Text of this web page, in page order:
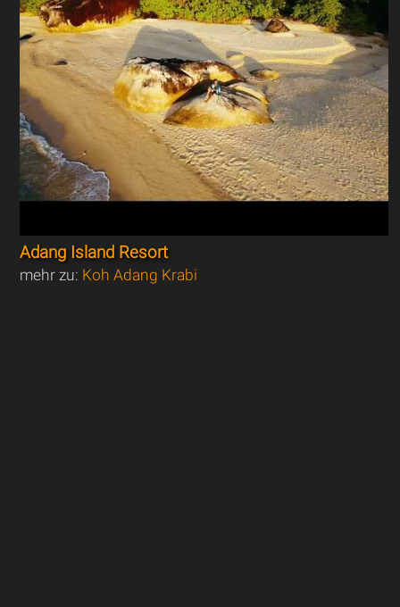
Adang Island Resort
mehr zu: Koh Adang Krabi